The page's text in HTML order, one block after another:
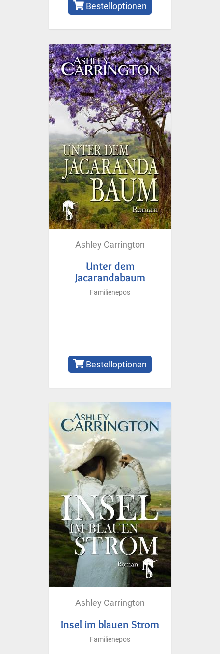
Bestelloptionen
Ashley Carrington
Unter dem
Jacarandabaum
Familienepos
Bestelloptionen
Ashley Carrington
Insel im blauen Strom
Familienepos